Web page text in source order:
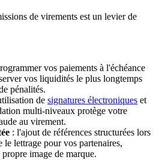
de virements est un levier de
vos paiements à l'échéance
vos liquidités le plus longtemps
pénalités.
de signatures électroniques et
multi-niveaux protège votre
au virement.
: l'ajout de références structurées lors
lettrage pour vos partenaires,
image de marque.